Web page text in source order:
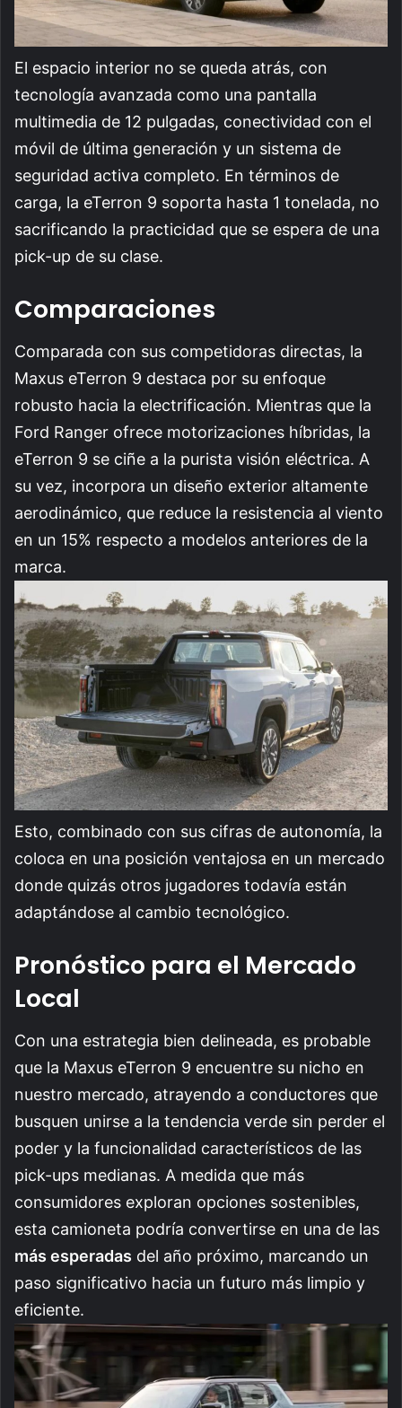
El espacio interior no se queda atrás, con
tecnología avanzada como una pantalla
multimedia de 12 pulgadas, conectividad con el
móvil de última generación y un sistema de
seguridad activa completo. En términos de
carga, la eTerron 9 soporta hasta 1 tonelada, no
sacrificando la practicidad que se espera de una
pick-up de su clase.
Comparaciones
Comparada con sus competidoras directas, la
Maxus eTerron 9 destaca por su enfoque
robusto hacia la electrificación. Mientras que la
Ford Ranger ofrece motorizaciones híbridas, la
eTerron 9 se ciñe a la purista visión eléctrica. A
su vez, incorpora un diseño exterior altamente
aerodinámico, que reduce la resistencia al viento
en un 15% respecto a modelos anteriores de la
marca.
Esto, combinado con sus cifras de autonomía, la
coloca en una posición ventajosa en un mercado
donde quizás otros jugadores todavía están
adaptándose al cambio tecnológico.
Pronóstico para el Mercado
Local
Con una estrategia bien delineada, es probable
que la Maxus eTerron 9 encuentre su nicho en
nuestro mercado, atrayendo a conductores que
busquen unirse a la tendencia verde sin perder el
poder y la funcionalidad característicos de las
pick-ups medianas. A medida que más
consumidores exploran opciones sostenibles,
esta camioneta podría convertirse en una de las
más esperadas del año próximo, marcando un
paso significativo hacia un futuro más limpio y
eficiente.